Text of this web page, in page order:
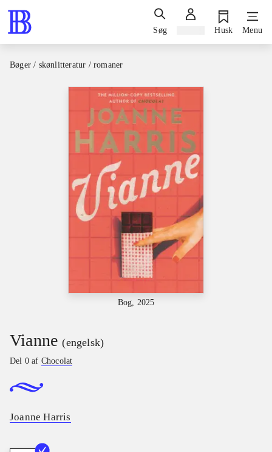
Søg Husk Menu
Bøger / skønlitteratur / romaner
Bog, 2025
Vianne (engelsk)
Del 0 af Chocolat
Joanne Harris